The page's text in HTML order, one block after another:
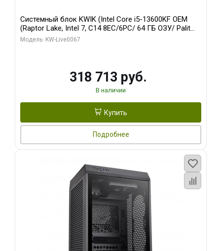
Системный блок KWIK (Intel Core i5-13600KF OEM
(Raptor Lake, Intel 7, C14 8EC/6PC/ 64 ГБ ОЗУ/ Palit
RTX5080 GAMINGPRO OC 16GB GDDR7 256bit 3xDP
Модель: KW-Live0067
318 713 руб.
В наличии
Купить
Подробнее